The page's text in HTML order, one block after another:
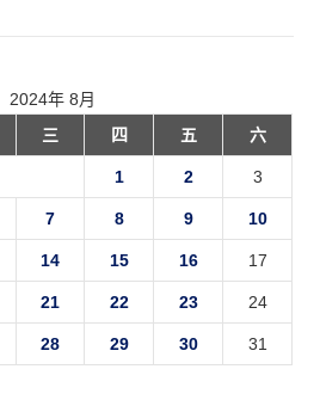
2024年 8月
三 四 五 六
1 2 3
7 8 9 10
14 15 16 17
21 22 23 24
28 29 30
31